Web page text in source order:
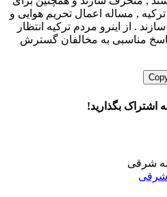
, مساله اعمال تحریم هوایی و
. از اینرو مردم ترکیه انتظار
پاسخ مناسبی به مخالفان گسترش
اشتراک بگذارید!
شرقی